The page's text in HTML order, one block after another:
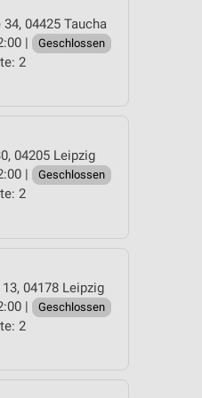
04425 Taucha
|
Geschlossen
2
04205 Leipzig
|
Geschlossen
2
04178 Leipzig
|
Geschlossen
2